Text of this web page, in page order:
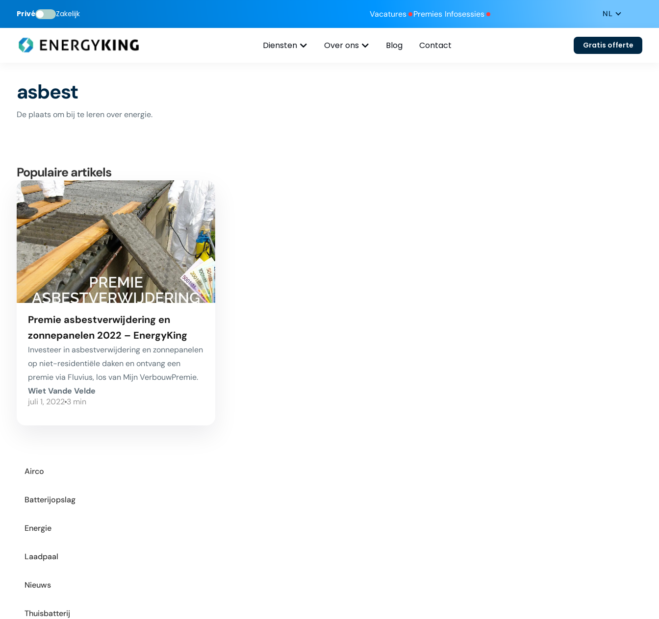
Privé Zakelijk Vacatures Premies Infosessies
Diensten Over ons Blog Contact Gratis offerte
asbest
De plaats om bij te leren over energie.
Populaire artikels
Premie asbestverwijdering en
zonnepanelen 2022 – EnergyKing
Investeer in asbestverwijdering en zonnepanelen
op niet-residentiële daken en ontvang een
premie via Fluvius, los van Mijn VerbouwPremie.
Wiet Vande Velde
juli 1, 20223 min
Airco
Batterijopslag
Energie
Laadpaal
Nieuws
Thuisbatterij